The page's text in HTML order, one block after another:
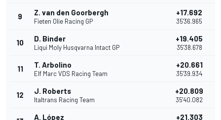
9 Z. van den Goorbergh
Fieten Olie Racing GP
+17.692
35'36.965
10 D. Binder
Liqui Moly Husqvarna Intact GP
+19.405
35'38.678
11 T. Arbolino
Elf Marc VDS Racing Team
+20.661
35'39.934
12 J. Roberts
Italtrans Racing Team
+20.809
35'40.082
A. López +21.303